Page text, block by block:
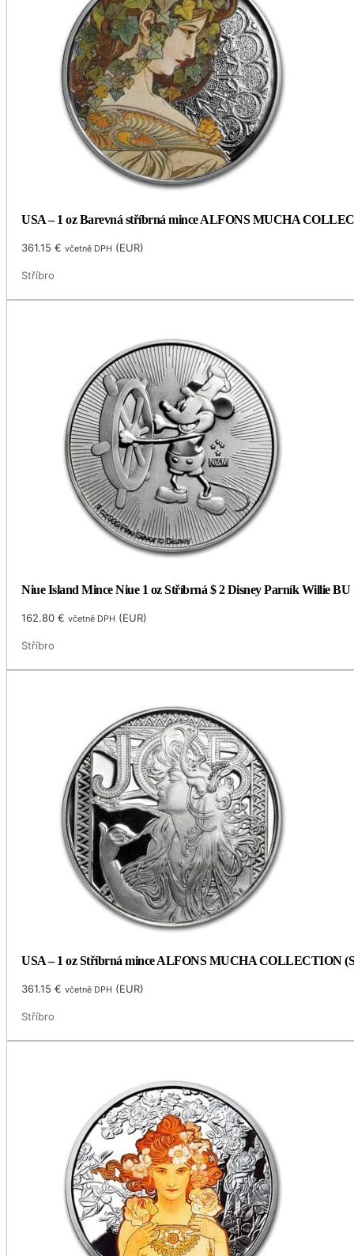
USA – 1 oz Barevná stříbrná mince ALFONS MUCHA
361.15€ včetně DPH (EUR)
Stříbro
Niue Island Mince Niue 1 oz Stříbrná $ 2 Disney Parník Willie BU
162.80€ včetně DPH (EUR)
Stříbro
USA – 1 oz Stříbrná mince ALFONS MUCHA COLLECTION
361.15€ včetně DPH (EUR)
Stříbro